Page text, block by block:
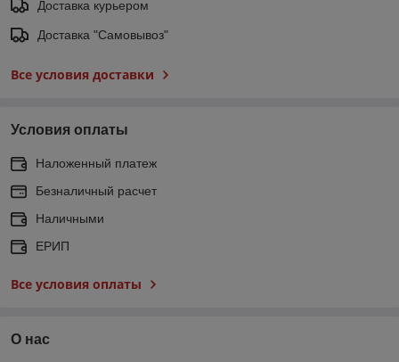
Доставка курьером
Доставка "Самовывоз"
Все условия доставки
Условия оплаты
Наложенный платеж
Безналичный расчет
Наличными
ЕРИП
Все условия оплаты
О нас